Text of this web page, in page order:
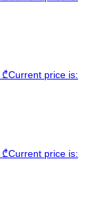
₾Current price is:
₾Current price is: